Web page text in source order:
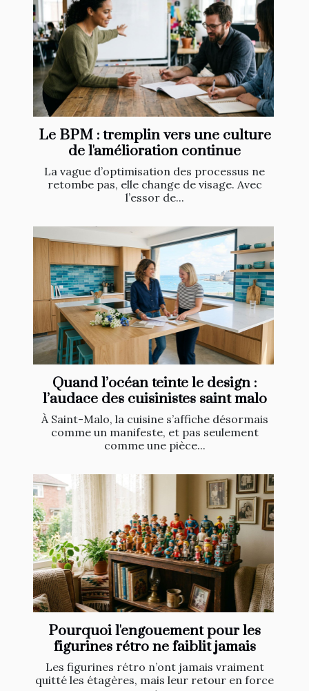
Le BPM : tremplin vers une culture
de l'amélioration continue
La vague d’optimisation des processus ne
retombe pas, elle change de visage. Avec
l’essor de...
Quand l’océan teinte le design :
l’audace des cuisinistes saint malo
À Saint-Malo, la cuisine s’affiche désormais
comme un manifeste, et pas seulement
comme une pièce...
Pourquoi l'engouement pour les
figurines rétro ne faiblit jamais
Les figurines rétro n’ont jamais vraiment
quitté les étagères, mais leur retour en force